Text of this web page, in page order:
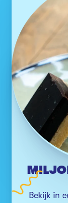
Bekijk in